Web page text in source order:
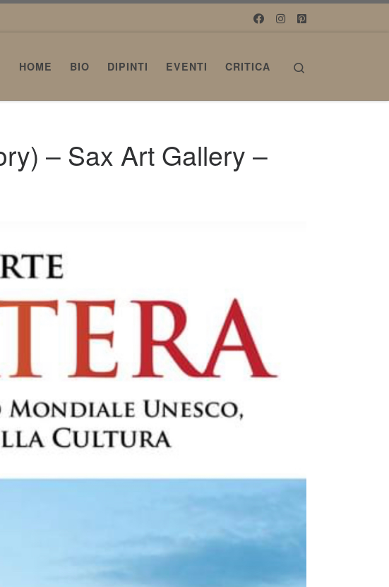
HOME BIO DIPINTI EVENTI CRITICA
– Sax Art Gallery –